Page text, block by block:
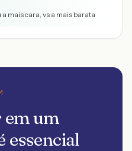
a mais cara, vs a mais barata
em um
essencial